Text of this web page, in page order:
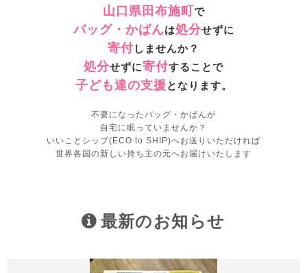
山口県田布施町 で
バッグ・かばんは処分せずに
寄付しませんか？
処分せずに寄付することで
子ども達の支援 となります。
不要になったバッグ・かばんが
自宅に眠っていませんか？
いいことシップ(ECO to SHIP)へお送りいただければ
世界各国の新しい持ち主の元へお届けいたします
最新のお知らせ